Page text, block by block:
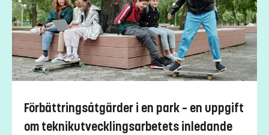
Förbättringsåtgärder i en park – en uppgift
om teknikutvecklingsarbetets inledande